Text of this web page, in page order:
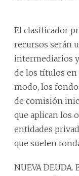
El clasificador
recursos serán
intermediarios
de los títulos en
modo, los
de comisión
que aplican los
entidades
que suelen
NUEVA DEUDA.